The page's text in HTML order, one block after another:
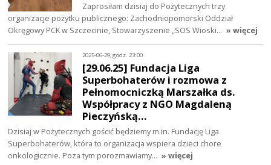
Zaprosiłam dzisiaj do Pożytecznych trzy
organizacje pożytku publicznego: Zachodniopomorski Oddział
Okręgowy PCK w Szczecinie, Stowarzyszenie „SOS Wioski… » więcej
2025-06-29, godz. 23:00
[29.06.25] Fundacja Liga
Superbohaterów i rozmowa z
Pełnomocniczką Marszałka ds.
Współpracy z NGO Magdaleną
Pieczyńską…
Dzisiaj w Pożytecznych gościć będziemy m.in. Fundację Liga
Superbohaterów, która to organizacja wspiera dzieci chore
onkologicznie. Poza tym porozmawiamy… » więcej